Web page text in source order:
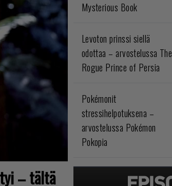
– tältä
Mysterious Book
Levoton prinssi siellä
odottaa – arvostelussa The
Rogue Prince of Persia
Pokémonit
stressihelpotuksena –
arvostelussa Pokémon
Pokopia